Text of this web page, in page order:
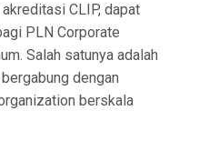
CLIP, dapat
PLN Corporate
Salah satunya adalah
dengan
berskala